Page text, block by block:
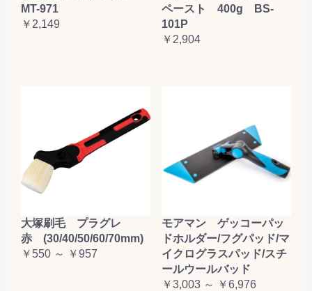
MT-971
￥2,149
ペースト 400g BS-
101P
￥2,904
大塚刷毛 プラグレ
赤 (30/40/50/60/70mm)
￥550 ～ ￥957
モアマン ゲッコーパッ
ドホルダー/フグパッド/マ
イクログラスパッド/スチ
ールウールバッド
￥3,003 ～ ￥6,976